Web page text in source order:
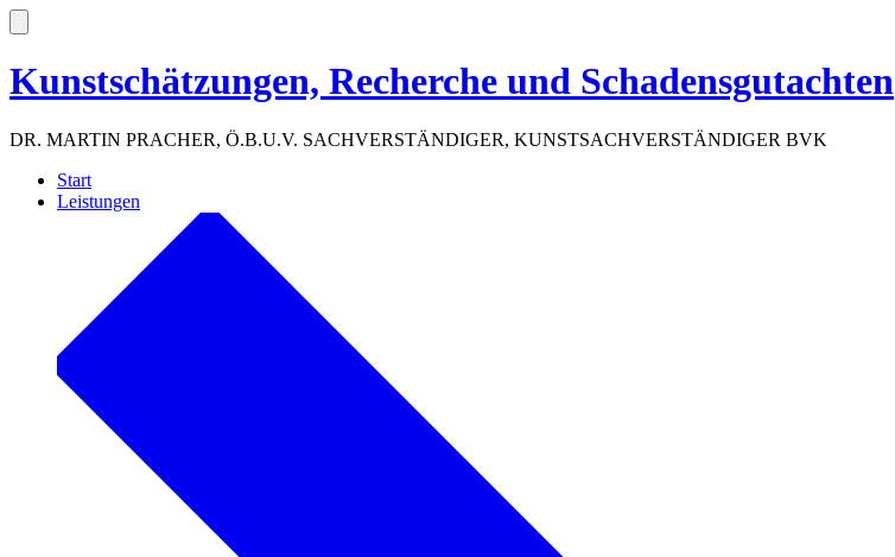
Zum
Inhalt
Suche
Kunstschätzungen, Recherche und Schadensgutachten
DR. MARTIN PRACHER, Ö.B.U.V. SACHVERSTÄNDIGER, KUNSTSACHVERSTÄNDIGER BVK
Start
Leistungen